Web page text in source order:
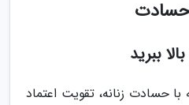
حسادت
با حسادت زنانه، تقویت اعتماد